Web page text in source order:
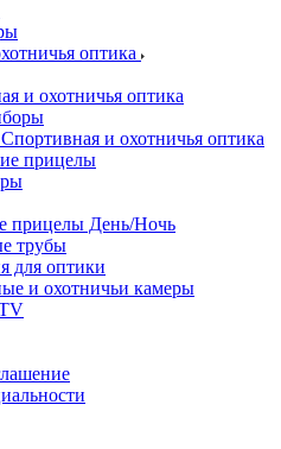
оптика
и охотничья оптика
и охотничья оптика
прицелы
прицелы День/Ночь
трубы
для оптики
и охотничьи камеры